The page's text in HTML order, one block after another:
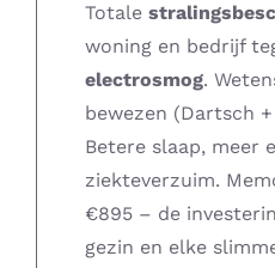
Radiësthesie-shop
Supplementen
Straling:
Onderwerpen:
Totale
woning en bedrijf
electrosmog.
bewezen (Dartsch
Betere slaap, meer
ziekteverzuim.
€895 – de
gezin en elke